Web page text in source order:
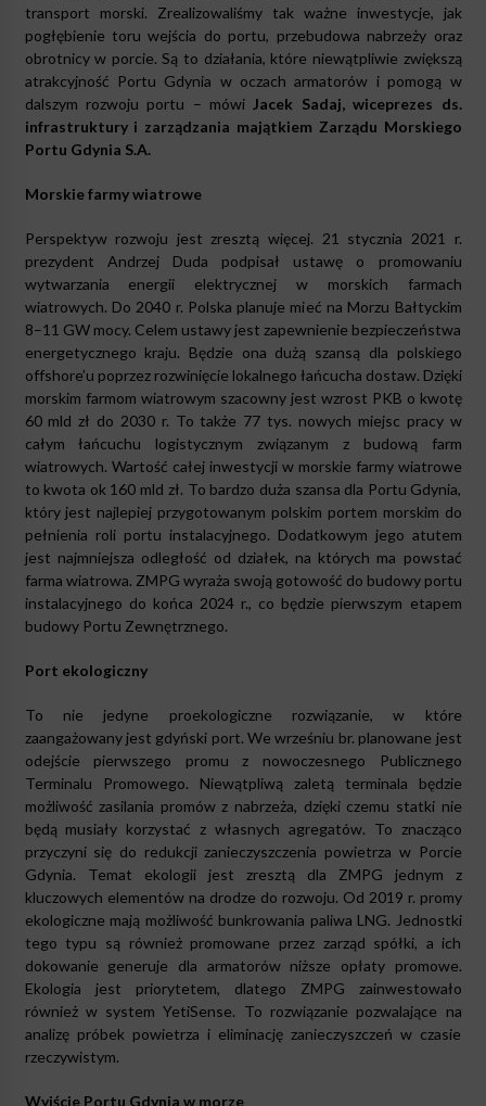
transport morski. Zrealizowaliśmy tak ważne inwestycje, jak
pogłębienie toru wejścia do portu, przebudowa nabrzeży oraz
obrotnicy w porcie. Są to działania, które niewątpliwie zwiększą
atrakcyjność Portu Gdynia w oczach armatorów i pomogą w
dalszym rozwoju portu – mówi Jacek Sadaj, wiceprezes ds.
infrastruktury i zarządzania majątkiem Zarządu Morskiego
Portu Gdynia S.A.
Morskie farmy wiatrowe
Perspektyw rozwoju jest zresztą więcej. 21 stycznia 2021 r.
prezydent Andrzej Duda podpisał ustawę o promowaniu
wytwarzania energii elektrycznej w morskich farmach
wiatrowych. Do 2040 r. Polska planuje mieć na Morzu Bałtyckim
8–11 GW mocy. Celem ustawy jest zapewnienie bezpieczeństwa
energetycznego kraju. Będzie ona dużą szansą dla polskiego
offshore’u poprzez rozwinięcie lokalnego łańcucha dostaw. Dzięki
morskim farmom wiatrowym szacowny jest wzrost PKB o kwotę
60 mld zł do 2030 r. To także 77 tys. nowych miejsc pracy w
całym łańcuchu logistycznym związanym z budową farm
wiatrowych. Wartość całej inwestycji w morskie farmy wiatrowe
to kwota ok 160 mld zł. To bardzo duża szansa dla Portu Gdynia,
który jest najlepiej przygotowanym polskim portem morskim do
pełnienia roli portu instalacyjnego. Dodatkowym jego atutem
jest najmniejsza odległość od działek, na których ma powstać
farma wiatrowa. ZMPG wyraża swoją gotowość do budowy portu
instalacyjnego do końca 2024 r., co będzie pierwszym etapem
budowy Portu Zewnętrznego.
Port ekologiczny
To nie jedyne proekologiczne rozwiązanie, w które
zaangażowany jest gdyński port. We wrześniu br. planowane jest
odejście pierwszego promu z nowoczesnego Publicznego
Terminalu Promowego. Niewątpliwą zaletą terminala będzie
możliwość zasilania promów z nabrzeża, dzięki czemu statki nie
będą musiały korzystać z własnych agregatów. To znacząco
przyczyni się do redukcji zanieczyszczenia powietrza w Porcie
Gdynia. Temat ekologii jest zresztą dla ZMPG jednym z
kluczowych elementów na drodze do rozwoju. Od 2019 r. promy
ekologiczne mają możliwość bunkrowania paliwa LNG. Jednostki
tego typu są również promowane przez zarząd spółki, a ich
dokowanie generuje dla armatorów niższe opłaty promowe.
Ekologia jest priorytetem, dlatego ZMPG zainwestowało
również w system YetiSense. To rozwiązanie pozwalające na
analizę próbek powietrza i eliminację zanieczyszczeń w czasie
rzeczywistym.
Wyjście Portu Gdynia w morze